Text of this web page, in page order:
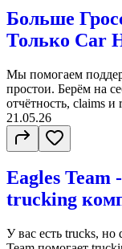
Больше
Только Car
Мы помогаем
простои. Берём на
отчётность, claims и
21.05.26
Eagles Team
trucking
У вас есть trucks, но